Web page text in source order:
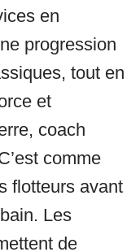
en
progression
tout en
et
coach
comme
flotteurs avant
Les
de